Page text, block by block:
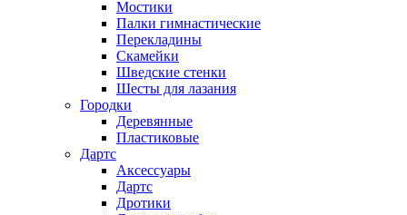
Мостики
Палки гимнастические
Перекладины
Скамейки
Шведские стенки
Шесты для лазания
Городки
Деревянные
Пластиковые
Дартс
Аксессуары
Дартс
Дротики